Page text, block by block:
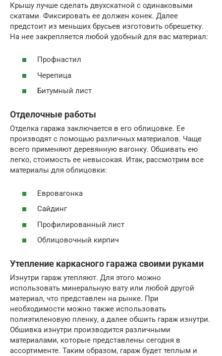
Крышу лучше сделать двухскатной с одинаковыми
скатами. Фиксировать ее должен конек. Далее
предстоит из меньших брусьев изготовить обрешетку.
На нее закрепляется любой удобный для вас материал:
Профнастил
Черепица
Битумный лист
Отделочные работы
Отделка гаража заключается в его облицовке. Ее
производят с помощью различных материалов. Чаще
всего применяют деревянную вагонку. Обшивать ею
легко, стоимость ее невысокая. Итак, рассмотрим все
материалы для облицовки:
Евровагонка
Сайдинг
Профилированный лист
Облицовочный кирпич
Утепление каркасного гаража своими руками
Изнутри гараж утепляют. Для этого можно
использовать минеральную вату или любой другой
материал, что представлен на рынке. При
необходимости можно также использовать
полиэтиленовую пленку, а далее обшить гараж изнутри.
Обшивка изнутри производится различными
материалами, которые представлены сегодня в
ассортименте. Таким образом, гараж будет теплым и